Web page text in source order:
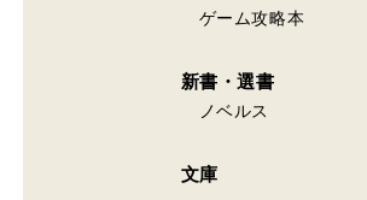
ゲーム攻略本
新書・選書
ノベルス
文庫